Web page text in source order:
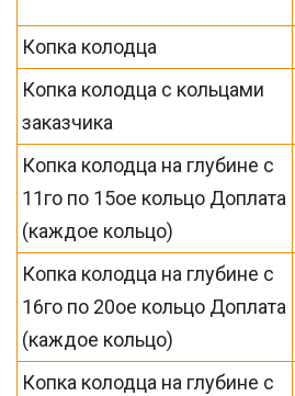
Копка колодца
Копка колодца с кольцами
заказчика
Копка колодца на глубине с
11го по 15ое кольцо Доплата
(каждое кольцо)
Копка колодца на глубине с
16го по 20ое кольцо Доплата
(каждое кольцо)
Копка колодца на глубине с